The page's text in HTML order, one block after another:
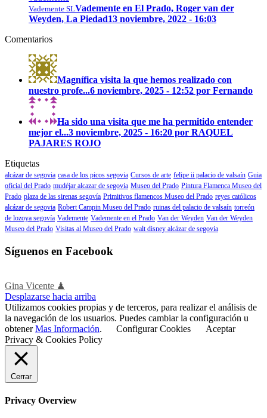
Vademente SLVademente en El Prado, Roger van der
Weyden, La Piedad13 noviembre, 2022 - 16:03
Comentarios
Magnífica visita la que hemos realizado con
nuestro profe...6 noviembre, 2025 - 12:52 por Fernando
Ha sido una visita que me ha permitido entender
mejor el...3 noviembre, 2025 - 16:20 por RAQUEL
PAJARES ROJO
Etiquetas
alcázar de segovia casa de los picos segovia Cursos de arte felipe ii palacio de valsaín Guia
oficial del Prado mudéjar alcazar de segovia Museo del Prado Pintura Flamenca Museo del
Prado plaza de las sirenas segovía Primitivos flamencos Museo del Prado reyes católicos
alcázar de segovia Robert Campin Museo del Prado ruinas del palacio de valsaín torreón
de lozoya segovía Vademente Vademente en el Prado Van der Weyden Van der Weyden
Museo del Prado Visitas al Museo del Prado walt disney alcázar de segovia
Síguenos en Facebook
Gina Vicente ♟
Desplazarse hacia arriba
Utilizamos cookies propias y de terceros, para realizar el análisis de
la navegación de los usuarios. Puedes cambiar la configuración u
obtenerMas Información. Configurar Cookies
Aceptar
Privacy & Cookies Policy
Cerrar
Privacy Overview